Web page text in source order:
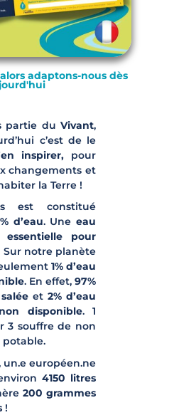
adaptons-nous dès
partie du Vivant,
c’est de le
inspirer, pour
changements et
la Terre !
est constitué
d’eau. Une eau
essentielle pour
Sur notre planète
1% d’eau
. En effet, 97%
saléeet 2% d’eau
disponible. 1
3 souffre de non
potable.
un.e européen.ne
4150 litres
200 grammes
!